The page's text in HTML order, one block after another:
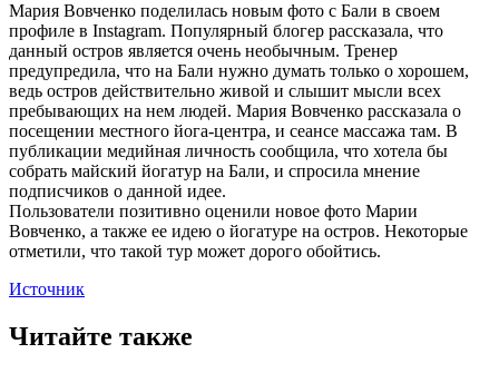
Мария Вовченко поделилась новым фото с Бали в своем
профиле в Instagram. Популярный блогер рассказала, что
данный остров является очень необычным. Тренер
предупредила, что на Бали нужно думать только о хорошем,
ведь остров действительно живой и слышит мысли всех
пребывающих на нем людей. Мария Вовченко рассказала о
посещении местного йога-центра, и сеансе массажа там. В
публикации медийная личность сообщила, что хотела бы
собрать майский йогатур на Бали, и спросила мнение
подписчиков о данной идее.
Пользователи позитивно оценили новое фото Марии
Вовченко, а также ее идею о йогатуре на остров. Некоторые
отметили, что такой тур может дорого обойтись.
Источник
Читайте также